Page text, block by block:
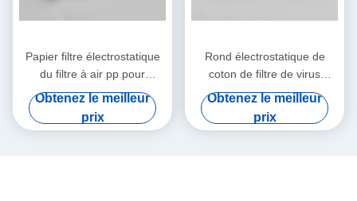
Papier filtre électrostatique
du filtre à air pp pour
HME/HMEF
Obtenez le meilleur
prix
Rond électrostatique de
coton de filtre de virus
bactérien de HME HMEF
Obtenez le meilleur
prix